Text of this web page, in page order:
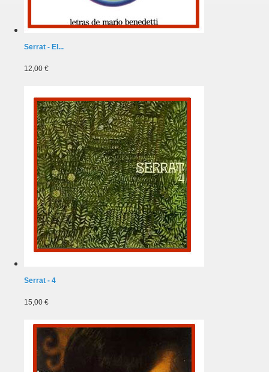
Serrat - El...
12,00 €
Serrat - 4
15,00 €